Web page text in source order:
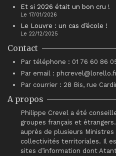
Et si 2026 était un bon cru !
Le 17/01/2026
Le Louvre : un cas d’école !
Le 22/12/2025
Contact
Par téléphone : 01 76 60 86
Par email :
Par courrier : 28 Bis, rue
A propos
Philippe Crevel a été
groupes français et
auprès de plusieurs
collectivités territoriales. Il
sites d’information dont